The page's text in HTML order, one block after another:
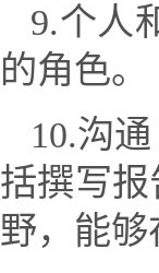
9.个人
的角色。
10.沟
括撰写
野，能